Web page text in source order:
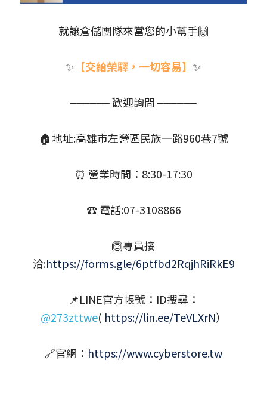
就讓倉儲團隊來當您的小幫手🙌
✨ 【交給榮驛，一切容易】 ✨
⎼⎼⎼⎼⎼⎼ 歡迎詢問 ⎼⎼⎼⎼⎼⎼
🏠地址:高雄市左營區民族一路960巷7號
⏰ 營業時間：8:30-17:30
☎ 電話:07-3108866
🙆專員接
洽:https://forms.gle/6ptfbd2RqjhRiRkE9
📌LINE官方帳號：ID搜尋：
@273zttwe( https://lin.ee/TeVLXrN）
🔗官網： https://www.cyberstore.tw